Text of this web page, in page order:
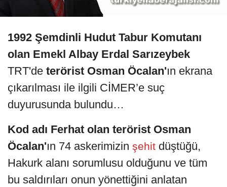
1992 Şemdinli Hudut Tabur Komutanı
olan Emekl Albay Erdal Sarızeybek
TRT'de terörist Osman Öcalan'ın ekrana
çıkarılması ile ilgili CİMER’e suç
duyurusunda bulundu…
Kod adı Ferhat olan terörist Osman
Öcalan'ın 74 askerimizin şehit düştüğü,
Hakurk alanı sorumlusu olduğunu ve tüm
bu saldırıları onun yönettiğini anlatan